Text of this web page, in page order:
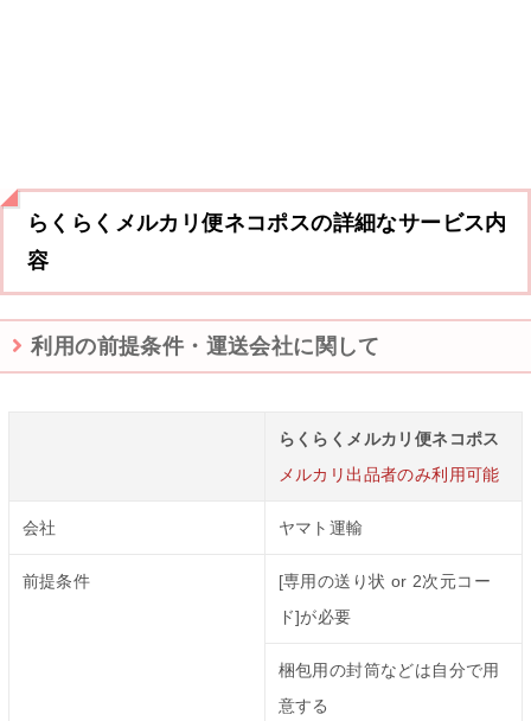
らくらくメルカリ便ネコポスの詳細なサービス内
容
利用の前提条件・運送会社に関して
らくらくメルカリ便ネコポス
メルカリ出品者のみ利用可能
会社 ヤマト運輸
前提条件
[専用の送り状 or 2次元コー
ド]が必要
梱包用の封筒などは自分で用
意する